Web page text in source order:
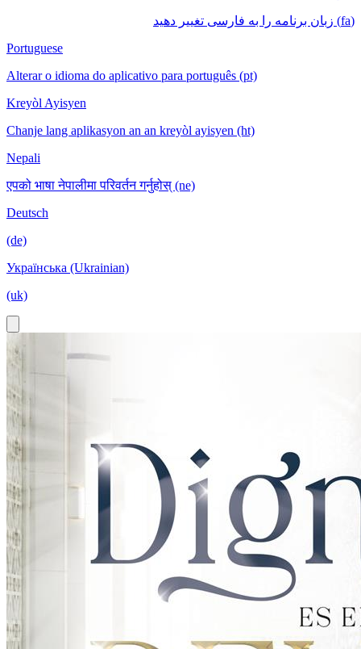
(fa) زبان برنامه را به فارسی تغییر دهید
Portuguese
Alterar o idioma do aplicativo para português (pt)
Kreyòl Ayisyen
Chanje lang aplikasyon an an kreyòl ayisyen (ht)
Nepali
एपको भाषा नेपालीमा परिवर्तन गर्नुहोस् (ne)
Deutsch
(de)
Українська (Ukrainian)
(uk)